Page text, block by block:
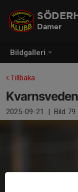
Bildgalleri
Damer
Tillbaka
Kvarnsveden
2025-09-21 | Bild 79